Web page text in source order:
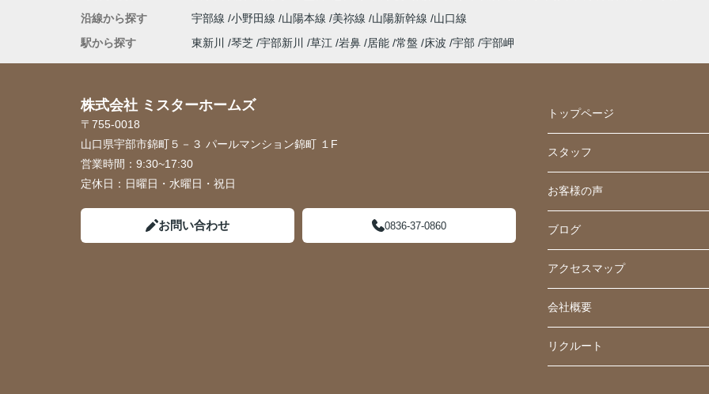
沿線から探す
宇部線 小野田線 山陽本線 美祢線 山陽新幹線
山口線
駅から探す
東新川 琴芝 宇部新川 草江 岩鼻 居能 常盤 床波 宇部 宇部岬
株式会社 ミスターホームズ
〒755-0018
山口県宇部市錦町５－３ パールマンション錦町 １F
営業時間： 9:30~17:30
定休日： 日曜日・水曜日・祝日
お問い合わせ 0836-37-0860
トップページ
スタッフ
お客様の声
ブログ
アクセスマップ
会社概要
リクルート